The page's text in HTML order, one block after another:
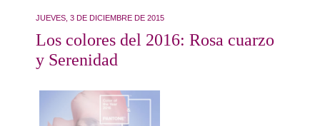
JUEVES, 3 DE DICIEMBRE DE 2015
Los colores del 2016: Rosa cuarzo
y Serenidad